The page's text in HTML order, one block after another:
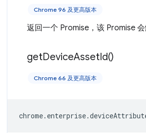
Chrome 96 及更高版本
返回一个 Promise，该 Promise
getDeviceAssetId()
Chrome 66 及更高版本
chrome. enterprise.